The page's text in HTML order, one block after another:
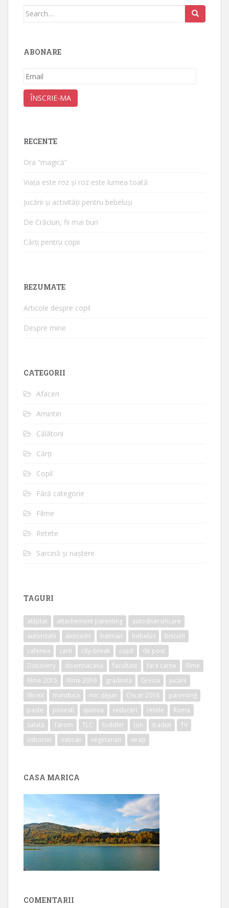
Search
ABONARE
Email
ÎNSCRIE-MA
RECENTE
Ora “magică”
Viața este roz și roz este lumea toată
Jucării și activități pentru bebeluși
De Crăciun, fii mai bun
Cărți pentru copii
REZUMATE
Articole despre copil
Despre mine
CATEGORII
Afaceri
Amintiri
Călătorii
Cărți
Copil
Fără categorie
Filme
Retete
Sarcină și naștere
TAGURI
alăptat attachement parenting
autodiversificare
autorizatii
avocado batman bebelus
biscuiti
cafenea
carti city-break copil
de post
Discovery
doamnacana facultate fara carne
filme
filme 2015
filme 2016 gradinita Grecia
jucării
librex
manduca mic dejun Oscar 2016
parenting
paste
povesti quinoa reduceri retete
Roma
salată
Tarom TLC toddler ton tradiții
TV
usborne
Vatican vegetarian wrap
CASA MARICA
COMENTARII